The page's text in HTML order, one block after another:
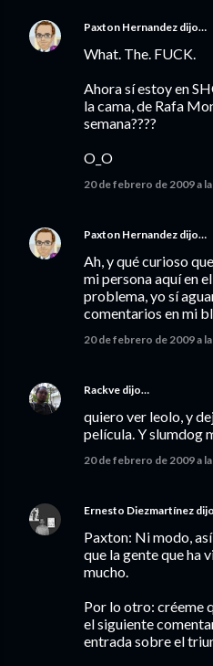
Paxton Hernandez dijo…
What. The. FUCK.
Ahora sí estoy en
la cama, de Rafa
semana????
O_O
20 de febrero de 2009 a
Paxton Hernandez dijo…
Ah, y qué curioso
mi persona aquí en
problema, yo sí
comentarios en mi
20 de febrero de 2009 a
Rackve dijo…
quiero ver leolo, y
película. Y slumdog
20 de febrero de 2009 a
Ernesto Diezmartínez
Paxton: Ni modo,
que la gente que ha
mucho.
Por lo otro: créeme
el siguiente
entrada sobre el